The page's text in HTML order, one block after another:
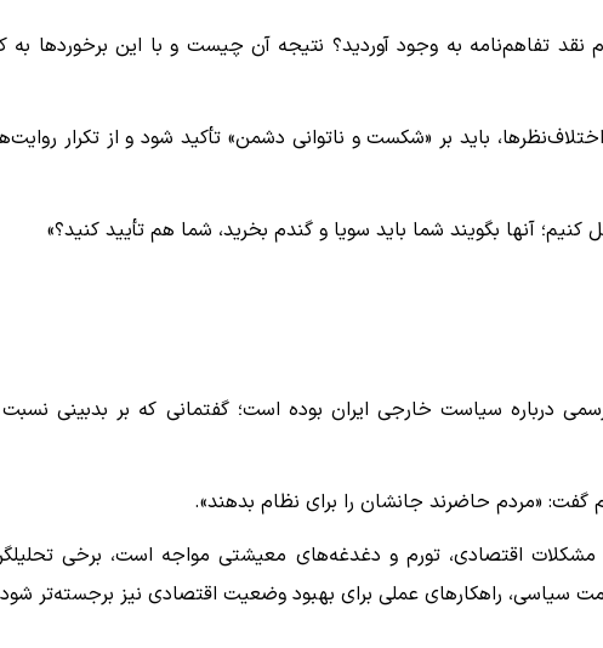
تفاهم‌نامه به وجود آوردید؟ نتیجه آن چیست و با این برخوردها به
باید بر «شکست و ناتوانی دشمن» تأکید شود و از تکرار
آنها بگویند شما باید سویا و گندم بخرید، شما هم تأیید کنید؟»
درباره سیاست خارجی ایران بوده است؛ گفتمانی که بر بدبینی
«مردم حاضرند جانشان را برای نظام بدهند».
اقتصادی، تورم و دغدغه‌های معیشتی مواجه است، برخی
سیاسی، راهکارهای عملی برای بهبود وضعیت اقتصادی نیز برجسته‌تر